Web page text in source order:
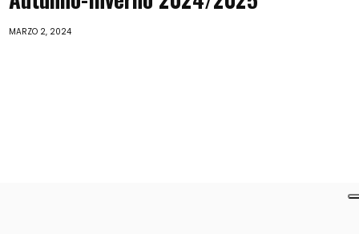
MARZO 2, 2024